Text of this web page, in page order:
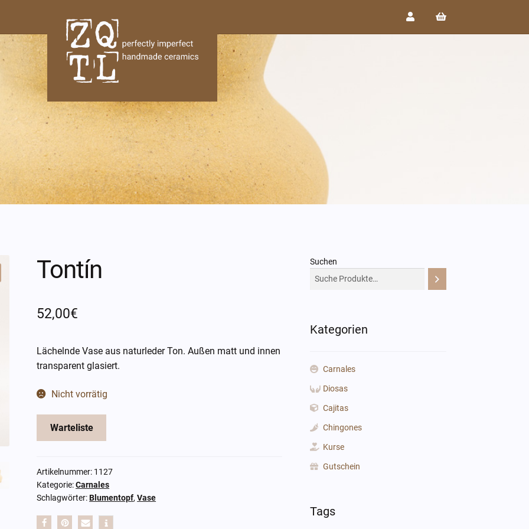
Tontín
52,00€
Lächelnde Vase aus naturlederTon. Außen matt und innen
transparent glasiert.
Nicht vorrätig
Warteliste
Artikelnummer: 1127
Kategorie:Carnales
Schlagwörter:Blumentopf,Vase
Suchen
Kategorien
Carnales
Diosas
Cajitas
Chingones
Kurse
Gutschein
Tags